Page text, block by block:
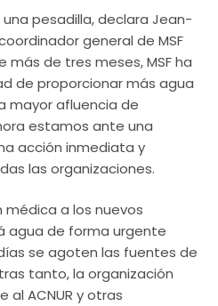
pesadilla, declara Jean-
general de MSF
más de tres meses, MSF ha
de proporcionar más agua
mayor afluencia de
estamos ante una
acción inmediata y
las organizaciones.
médica a los nuevos
agua de forma urgente
se agoten las fuentes de
tanto, la organización
ACNUR y otras